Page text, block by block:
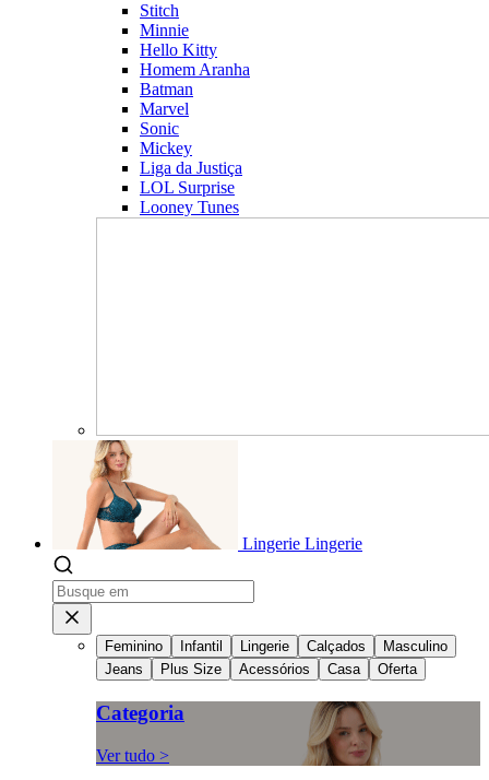
Stitch
Minnie
Hello Kitty
Homem Aranha
Batman
Marvel
Sonic
Mickey
Liga da Justiça
LOL Surprise
Looney Tunes
Lingerie Lingerie
Feminino Infantil Lingerie Calçados
Masculino
Jeans
Plus Size Acessórios Casa Oferta
Categoria
Ver tudo >